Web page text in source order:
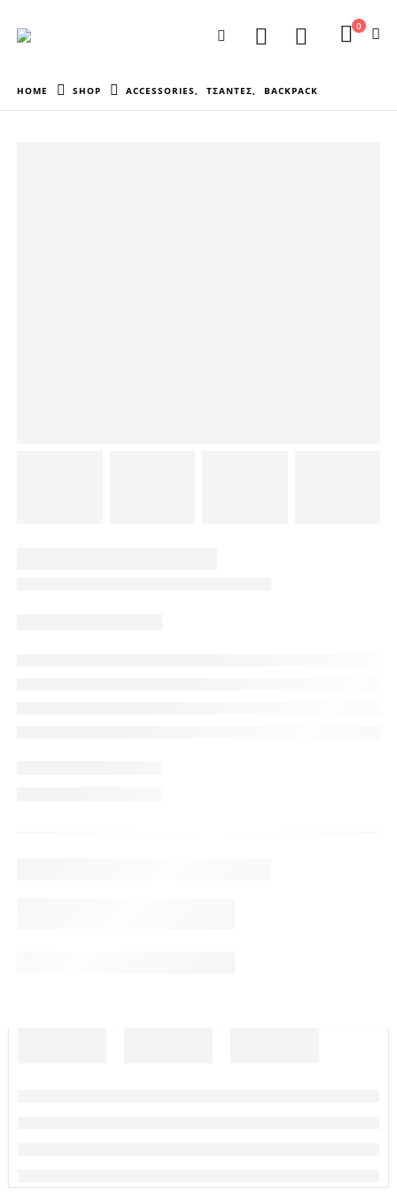
0
HOME SHOP ACCESSORIES, ΤΣΑΝΤΕΣ, BACKPACK